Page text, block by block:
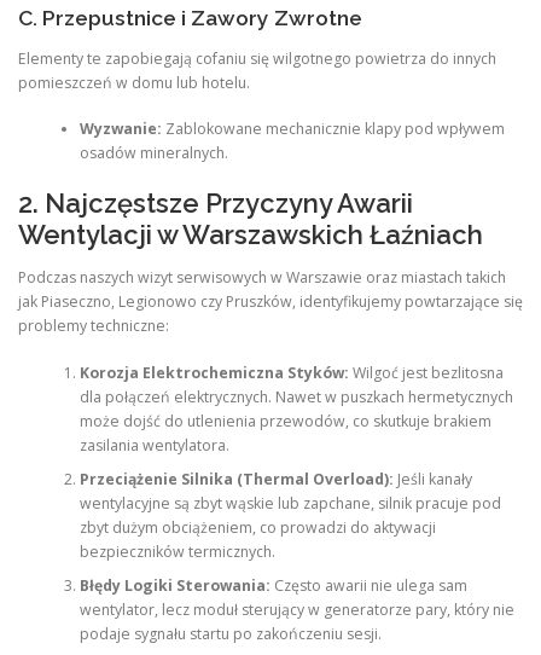
C. Przepustnice i Zawory Zwrotne
Elementy te zapobiegają cofaniu się wilgotnego powietrza do innych
pomieszczeń w domu lub hotelu.
Wyzwanie: Zablokowane mechanicznie klapy pod wpływem
osadów mineralnych.
2. Najczęstsze Przyczyny Awarii
Wentylacji w Warszawskich Łaźniach
Podczas naszych wizyt serwisowych w Warszawie oraz miastach takich
jak Piaseczno, Legionowo czy Pruszków, identyfikujemy powtarzające się
problemy techniczne:
Korozja Elektrochemiczna Styków: Wilgoć jest bezlitosna
dla połączeń elektrycznych. Nawet w puszkach hermetycznych
może dojść do utlenienia przewodów, co skutkuje brakiem
zasilania wentylatora.
Przeciążenie Silnika (Thermal Overload): Jeśli kanały
wentylacyjne są zbyt wąskie lub zapchane, silnik pracuje pod
zbyt dużym obciążeniem, co prowadzi do aktywacji
bezpieczników termicznych.
Błędy Logiki Sterowania: Często awarii nie ulega sam
wentylator, lecz moduł sterujący w generatorze pary, który nie
podaje sygnału startu po zakończeniu sesji.